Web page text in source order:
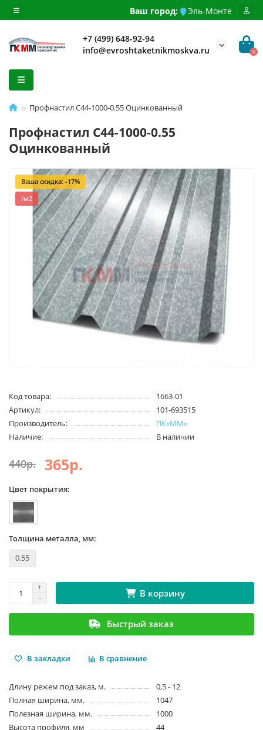
Ваш город: Эль-Монте
+7 (499) 648-92-94
info@evroshtaketnikmoskva.ru
0
Профнастил С44-1000-0.55 Оцинкованный
Профнастил С44-1000-0.55
Оцинкованный
Ваша скидка: -17%
/м2
Код товара:
1663-01
Артикул:
101-693515
Производитель:
ПК«ММ»
Наличие:
В наличии
440р. 365р.
Цвет покрытия:
Толщина металла, мм:
0.55
В корзину
Быстрый заказ
В закладки В сравнение
Длину режем под заказ, м.
0,5 - 12
Полная ширина, мм.
1047
Полезная ширина, мм.
1000
Высота профиля, мм
44